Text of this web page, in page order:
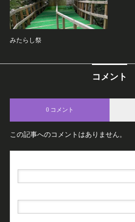
みたらし祭
コメント
0 コメント
この記事へのコメントはありません。